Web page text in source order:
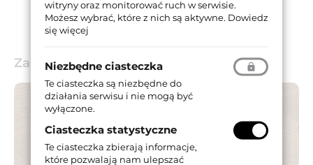
Zastosowanie
witryny oraz monitorować ruch w serwisie.
Możesz wybrać, które z nich są aktywne. Dowiedz
się więcej
Niezbędne ciasteczka
Te ciasteczka są niezbędne do
działania serwisu i nie mogą być
wyłączone.
Ciasteczka statystyczne
Te ciasteczka zbierają informacje,
które pozwalają nam ulepszać